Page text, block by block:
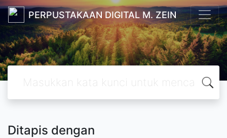
PERPUSTAKAAN DIGITAL M. ZEIN
Ditapis dengan